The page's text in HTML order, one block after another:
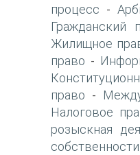
процесс -
Гражданский
Жилищное
право -
право -
Налоговое
розыскная
собственности